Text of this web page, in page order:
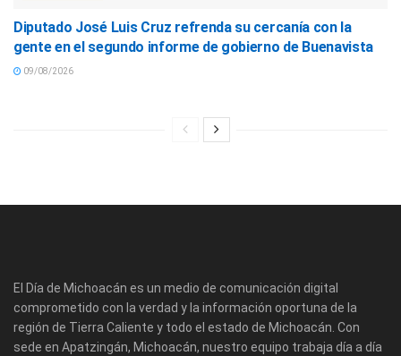
Diputado José Luis Cruz refrenda su cercanía con la
gente en el segundo informe de gobierno de Buenavista
09/08/2026
El Día de Michoacán es un medio de comunicación digital
comprometido con la verdad y la información oportuna de la
región de Tierra Caliente y todo el estado de Michoacán. Con
sede en Apatzingán, Michoacán, nuestro equipo trabaja día a día